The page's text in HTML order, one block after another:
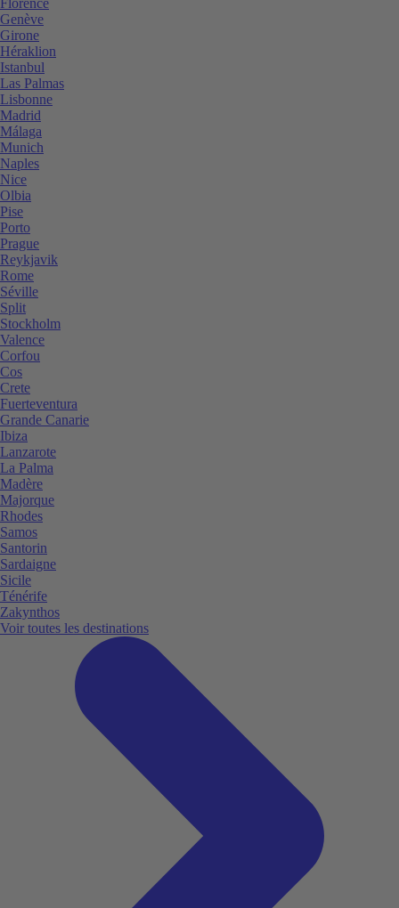
Genève
Girone
Héraklion
Istanbul
Las Palmas
Lisbonne
Madrid
Málaga
Munich
Naples
Nice
Olbia
Pise
Porto
Prague
Reykjavik
Rome
Séville
Split
Stockholm
Valence
Corfou
Cos
Crete
Fuerteventura
Grande Canarie
Ibiza
Lanzarote
La Palma
Madère
Majorque
Rhodes
Samos
Santorin
Sardaigne
Sicile
Ténérife
Zakynthos
Voir toutes les destinations